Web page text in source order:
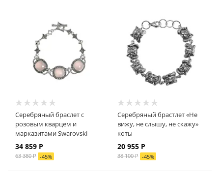
Серебряный браслет с
розовым кварцем и
марказитами Swarovski
34 859 Р
63 380Р -45%
Серебряный брастлет «Не
вижу, не слышу, не скажу»
коты
20 955 Р
38 100 Р -45%